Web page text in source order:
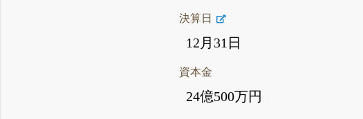
決算日
12月31日
資本金
24億500万円